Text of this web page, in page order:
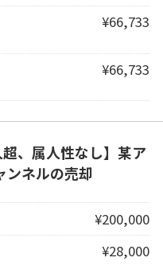
¥66,733
¥66,733
、属人性なし】某ア
ンネルの売却
¥200,000
¥28,000